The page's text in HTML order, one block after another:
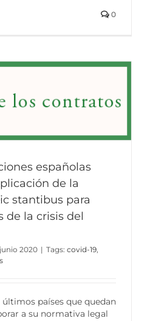
0
españolas
de la
stantibus para
de la crisis del
2020 | Tags: covid-19,
últimos países que quedan
a su normativa legal